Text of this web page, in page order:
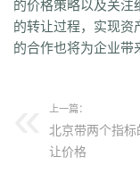
的价格策略以及关注
的转让过程，实现资
的合作也将为企业带
上一篇：
北京带两个指标
让价格